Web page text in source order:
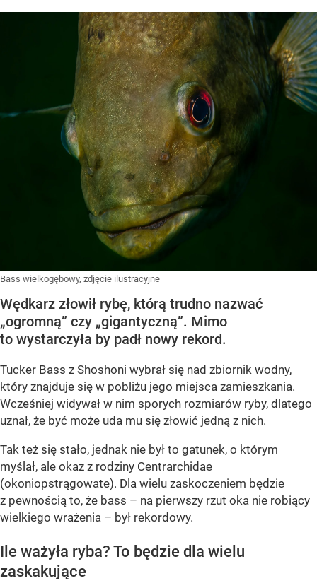
Bass wielkogębowy, zdjęcie ilustracyjne
Wędkarz złowił rybę, którą trudno nazwać
„ogromną” czy „gigantyczną”. Mimo
to wystarczyła by padł nowy rekord.
Tucker Bass z Shoshoni wybrał się nad zbiornik wodny,
który znajduje się w pobliżu jego miejsca zamieszkania.
Wcześniej widywał w nim sporych rozmiarów ryby, dlatego
uznał, że być może uda mu się złowić jedną z nich.
Tak też się stało, jednak nie był to gatunek, o którym
myślał, ale okaz z rodziny Centrarchidae
(okoniopstrągowate). Dla wielu zaskoczeniem będzie
z pewnością to, że bass – na pierwszy rzut oka nie robiący
wielkiego wrażenia – był rekordowy.
Ile ważyła ryba? To będzie dla wielu
zaskakujące